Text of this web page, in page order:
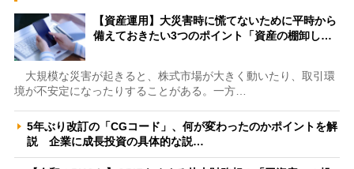
【資産運用】大災害時に慌てないために平時から
備えておきたい3つのポイント「資産の棚卸し…
大規模な災害が起きると、株式市場が大きく動いたり、取引環
境が不安定になったりすることがある。一方…
5年ぶり改訂の「CGコード」、何が変わったのかポイントを解
説 企業に成長投資の具体的な説…